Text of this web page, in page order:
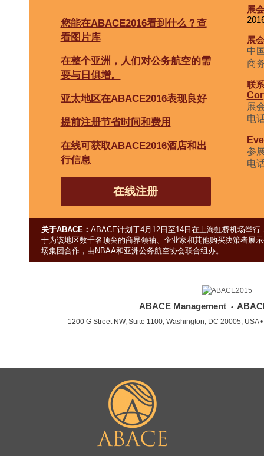
您能在ABACE2016看到什么？查
看图片库
在整个亚洲，人们对公务航空的需
要与日俱增。
亚太地区在ABACE2016表现良好
提前注册节省时间和费用
在线可获取ABACE2016酒店和出
行信息
在线注册
展
展
中
商
联
展
电
参
电
关于ABACE： ABACE计划于4月12日至14日在上海虹桥机场举
于为该地区数千名顶尖的商界领袖、企业家和其他购买决策者展
场集团合作，由NBAA和亚洲公务航空协会联合组办。
ABACE Management •
1200 G Street NW, Suite 1100, Washington, DC 20005, USA •